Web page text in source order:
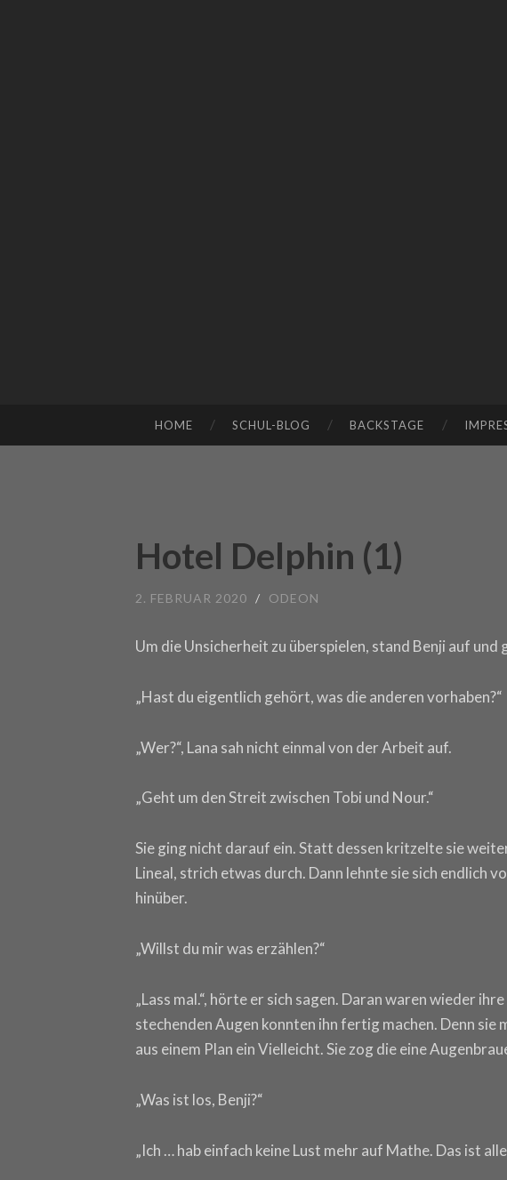
HOME SCHUL-BLOG BACKSTAGE
Hotel Delphin (1)
2. FEBRUAR 2020 / ODEON
Um die Unsicherheit zu überspielen, stand Benji auf und
„Hast du eigentlich gehört, was die anderen vorhaben?“
„Wer?“, Lana sah nicht einmal von der Arbeit auf.
„Geht um den Streit zwischen Tobi und Nour.“
Sie ging nicht darauf ein. Statt dessen kritzelte sie
Lineal, strich etwas durch. Dann lehnte sie sich endlich
hinüber.
„Willst du mir was erzählen?“
„Lass mal.“, hörte er sich sagen. Daran waren wieder
stechenden Augen konnten ihn fertig machen. Denn sie
aus einem Plan ein Vielleicht. Sie zog die eine
„Was ist los, Benji?“
„Ich … hab einfach keine Lust mehr auf Mathe. Das ist